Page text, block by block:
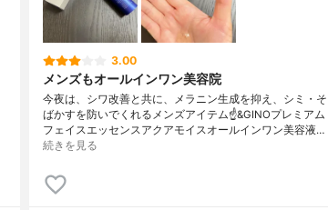
3.00
メンズもオールインワン美容院
今夜は、シワ改善と共に、メラニン生成を抑え、シミ・そ
ばかすを防いでくれるメンズアイテム☝️&GINOプレミアム
フェイスエッセンスアクアモイスオールインワン美容液…
続きを見る